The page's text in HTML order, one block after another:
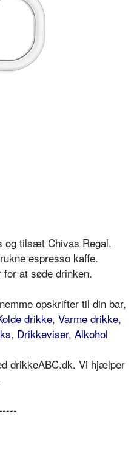
og tilsæt Chivas Regal.
espresso kaffe.
at søde drinken.
opskrifter til din bar,
drikke, Varme drikke,
, Drikkeviser, Alkohol
drikkeABC.dk. Vi hjælper